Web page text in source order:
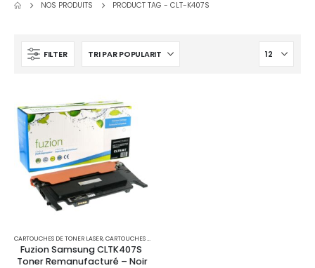
NOS PRODUITS PRODUCT TAG -CLT-K407S
FILTER
CARTOUCHES DE TONER LASER,CARTOUCHES POUR IMPRIMANTES SAMSUNG
Fuzion Samsung CLTK407S
Toner Remanufacturé – Noir